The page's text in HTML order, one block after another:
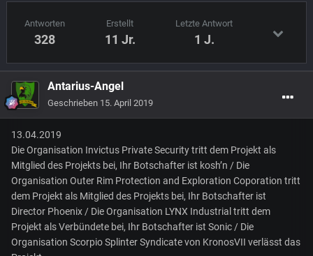
Antworten
328
Erstellt
11 Jr.
Letzte Antwort
1 J.
Antarius-Angel
Geschrieben 15. April 2019
13.04.2019
Die Organisation Invictus Private Security tritt dem Projekt als
Mitglied des Projekts bei, Ihr Botschafter ist kosh’n / Die
Organisation Outer Rim Protection and Exploration Coporation tritt
dem Projekt als Mitglied des Projekts bei, Ihr Botschafter ist
Director Phoenix / Die Organisation LYNX Industrial tritt dem
Projekt als Verbündete bei, Ihr Botschafter ist Sonic / Die
Organisation Scorpio Splinter Syndicate von KronosVII verlässt das